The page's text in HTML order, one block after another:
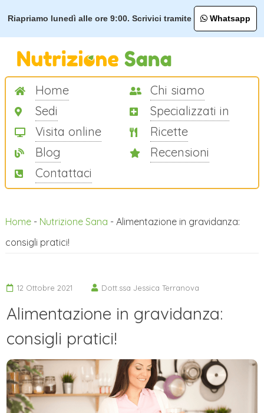
Riapriamo lunedì alle ore 9:00. Scrivici tramite Whatsapp
Home
Chi siamo
Sedi
Specializzati in
Visita online
Ricette
Blog
Recensioni
Contattaci
Home- Nutrizione Sana - Alimentazione in gravidanza:
consigli pratici!
12 Ottobre 2021 Dott.ssa Jessica Terranova
Alimentazione in gravidanza:
consigli pratici!